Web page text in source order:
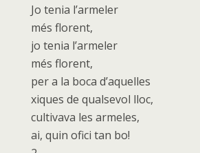
Jo tenia l’armeler
més florent,
jo tenia l’armeler
més florent,
per a la boca d’aquelles
xiques de qualsevol lloc,
cultivava les armeles,
ai, quin ofici tan bo!